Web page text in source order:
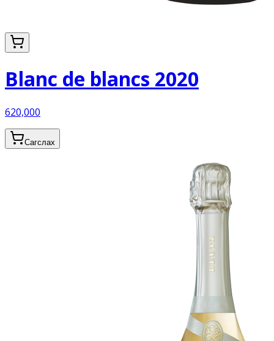
Blanc de blancs 2020
620,000
Сагслах